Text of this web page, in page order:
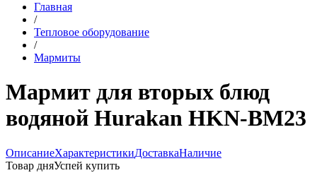
Главная
/
Тепловое оборудование
/
Мармиты
Мармит для вторых блюд
водяной Hurakan HKN-BM23
ОписаниеХарактеристикиДоставкаНаличие
Товар дняУспей купить